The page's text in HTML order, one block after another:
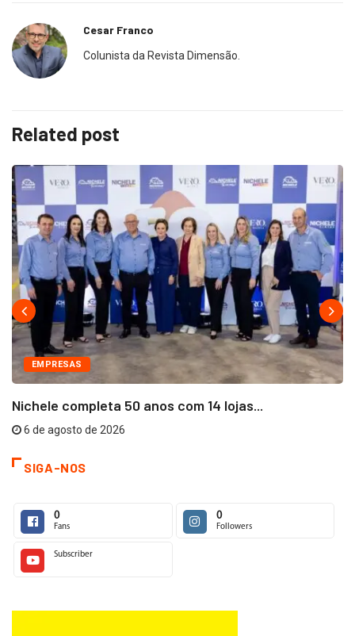
Cesar Franco
Colunista da Revista Dimensão.
Related post
EMPRESAS
Nichele completa 50 anos com 14 lojas...
6 de agosto de 2026
SIGA-NOS
0
Fans
0
Followers
Subscriber